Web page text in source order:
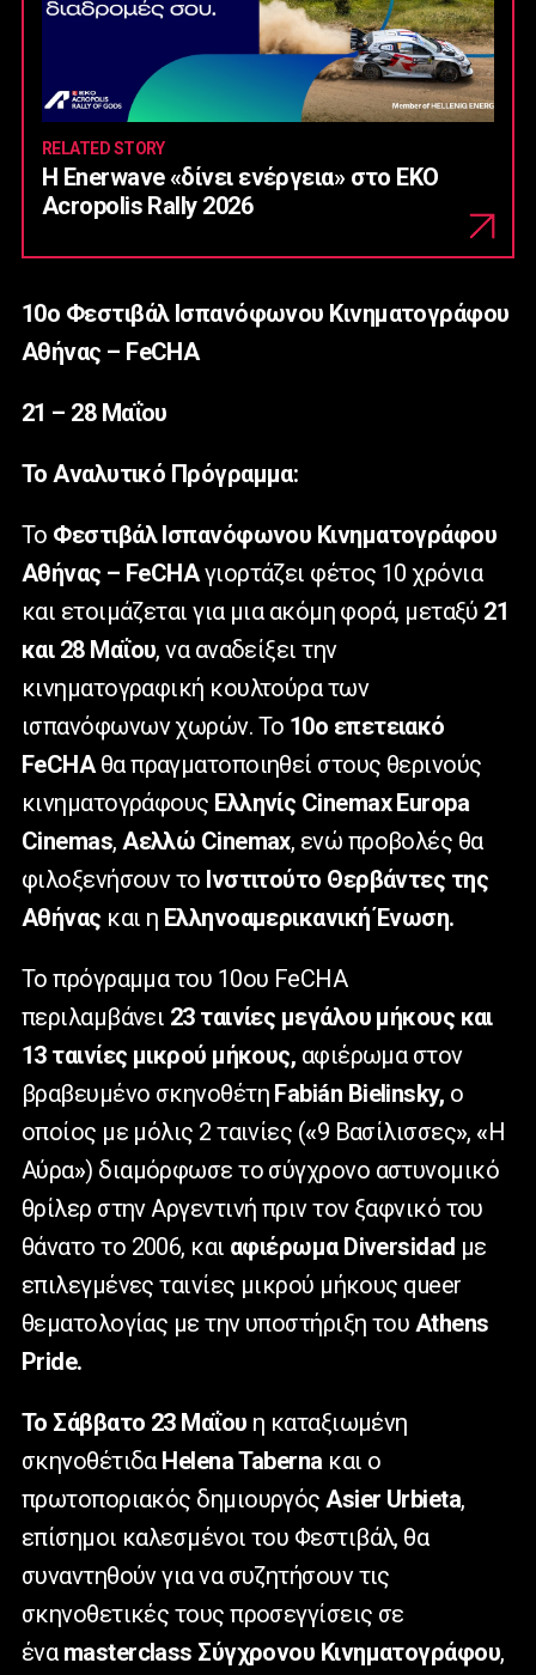
RELATED STORY
Η Enerwave «δίνει ενέργεια» στο EKO
Acropolis Rally 2026
10ο Φεστιβάλ Ισπανόφωνου Κινηματογράφου
Αθήνας – FeCHA
21 – 28 Μαΐου
Το Αναλυτικό Πρόγραμμα:
Το Φεστιβάλ Ισπανόφωνου Κινηματογράφου
Αθήνας – FeCHAγιορτάζει φέτος 10 χρόνια
και ετοιμάζεται για μια ακόμη φορά, μεταξύ 21
και 28 Μαΐου, να αναδείξει την
κινηματογραφική κουλτούρα των
ισπανόφωνων χωρών. Το 10ο επετειακό
FeCHAθα πραγματοποιηθεί στους θερινούς
κινηματογράφους Ελληνίς Cinemax Europa
Cinemas, Αελλώ Cinemax, ενώ προβολές θα
φιλοξενήσουν το Ινστιτούτο Θερβάντες της
Αθήνας και η Ελληνοαμερικανική Ένωση.
Το πρόγραμμα του 10ου FeCHA
περιλαμβάνει 23 ταινίες μεγάλου μήκους και
13 ταινίες μικρού μήκους, αφιέρωμα στον
βραβευμένο σκηνοθέτη Fabián Bielinsky, ο
οποίος με μόλις 2 ταινίες («9 Βασίλισσες»,«Η
Αύρα») διαμόρφωσε το σύγχρονο αστυνομικό
θρίλερ στην Αργεντινή πριν τον ξαφνικό του
θάνατο το 2006, και αφιέρωμα Diversidad με
επιλεγμένες ταινίες μικρού μήκους queer
θεματολογίας με την υποστήριξη του Athens
Pride.
Το Σάββατο 23 Μαΐου η καταξιωμένη
σκηνοθέτιδα Helena Taberna και ο
πρωτοποριακός δημιουργόςAsier Urbieta,
επίσημοι καλεσμένοι του Φεστιβάλ, θα
συναντηθούν για να συζητήσουν τις
σκηνοθετικές τους προσεγγίσεις σε
ένα masterclass Σύγχρονου Κινηματογράφου,